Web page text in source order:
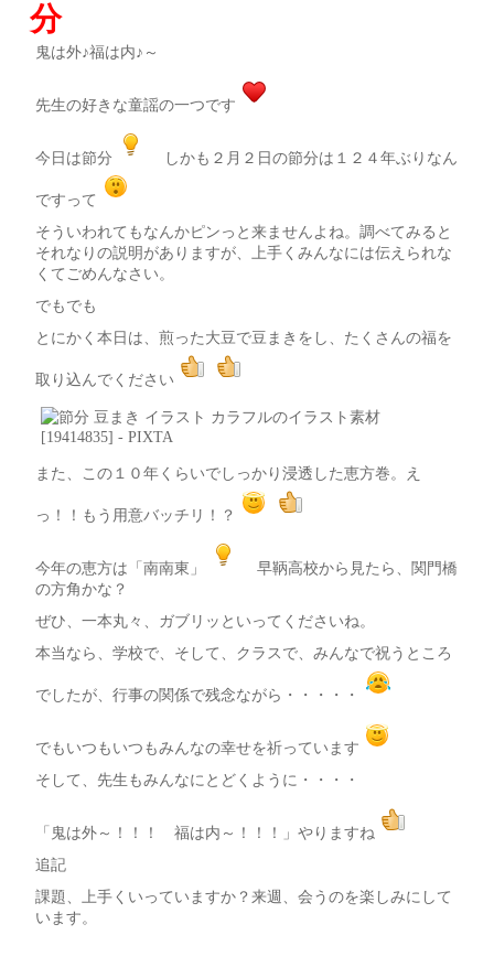
分
鬼は外♪福は内♪～
先生の好きな童謡の一つです
今日は節分 しかも２月２日の節分は１２４年ぶりなん
ですって
そういわれてもなんかピンっと来ませんよね。調べてみると
それなりの説明がありますが、上手くみんなには伝えられな
くてごめんなさい。
でもでも
とにかく本日は、煎った大豆で豆まきをし、たくさんの福を
取り込んでください
また、この１０年くらいでしっかり浸透した恵方巻。え
っ！！もう用意バッチリ！？
今年の恵方は「南南東」
早鞆高校から見たら、関門橋
の方角かな？
ぜひ、一本丸々、ガブリッといってくださいね。
本当なら、学校で、そして、クラスで、みんなで祝うところ
でしたが、行事の関係で残念ながら・・・・・
でもいつもいつもみんなの幸せを祈っています
そして、先生もみんなにとどくように・・・・
「鬼は外～！！！ 福は内～！！！」やりますね
追記
課題、上手くいっていますか？来週、会うのを楽しみにして
います。